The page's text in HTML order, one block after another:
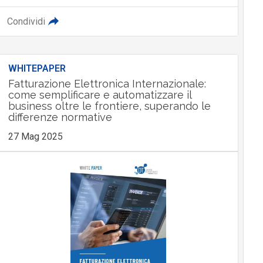
Condividi
WHITEPAPER
Fatturazione Elettronica Internazionale:
come semplificare e automatizzare il
business oltre le frontiere, superando le
differenze normative
27 Mag 2025